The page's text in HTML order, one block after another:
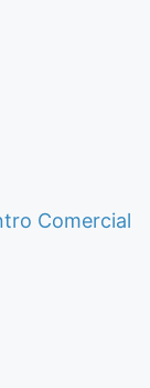
Comercial